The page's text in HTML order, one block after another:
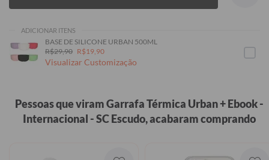
ADICIONAR ITENS
BASE DE SILICONE URBAN 500ML
R$29,90 R$19,90
Visualizar Customização
Pessoas que viram Garrafa Térmica Urban + Ebook -
Internacional - SC Escudo, acabaram comprando